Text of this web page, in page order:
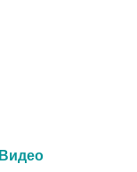
Видео